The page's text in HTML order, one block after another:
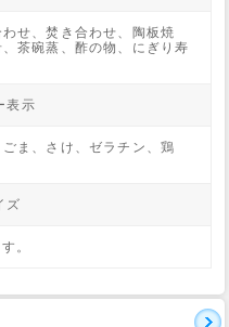
せ、焚き合わせ、陶板焼
茶碗蒸、酢の物、にぎり寿
表示
ま、さけ、ゼラチン、鶏
ズ
。